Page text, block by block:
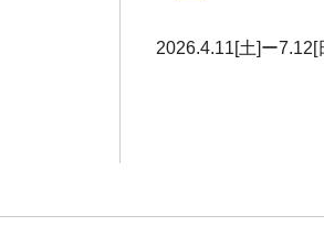
2026.4.11[土]ー7.12[